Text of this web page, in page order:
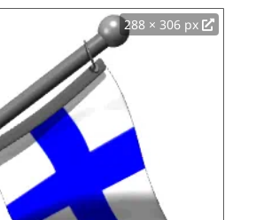
288 × 306 px